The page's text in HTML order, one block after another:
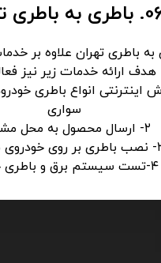
باطری تهران
به باطری تهران علاوه بر
هدف ارائه خدمات زیر نیز
اینترنتی انواع باطری
سواری
۲- ارسال محصول به محل مشتری
مشتری
۴-تست سیستم برق و باطری خودرو